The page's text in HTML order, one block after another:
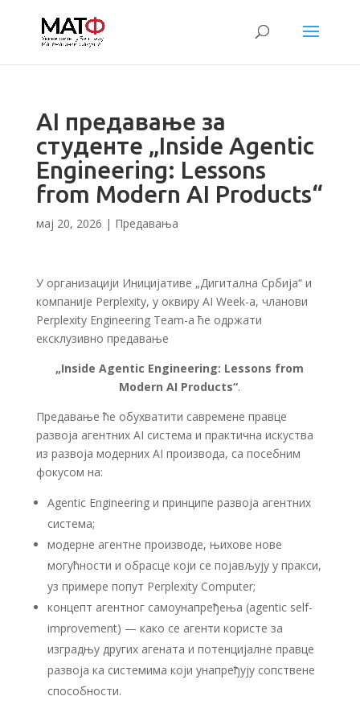
AI предавање за
студенте „Inside Agentic
Engineering: Lessons
from Modern AI Products“
мај 20, 2026 | Предавања
У организацији Иницијативе „Дигитална Србија“ и
компаније Perplexity, у оквиру AI Week-а, чланови
Perplexity Engineering Team-а ће одржати
ексклузивно предавање
„Inside Agentic Engineering: Lessons from
Modern AI Products“.
Предавање ће обухватити савремене правце
развоја агентних AI система и практична искуства
из развоја модерних AI производа, са посебним
фокусом на:
Agentic Engineering и принципе развоја агентних
система;
модерне агентне производе, њихове нове
могућности и обрасце који се појављују у пракси,
уз примере попут Perplexity Computer;
концепт агентног самоунапређења (agentic self-
improvement) — како се агенти користе за
изградњу других агената и потенцијалне правце
развоја ка системима који унапређују сопствене
способности.